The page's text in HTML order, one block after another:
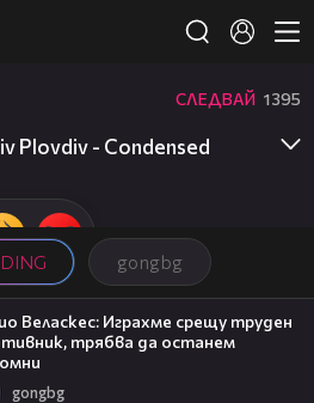
gongbg
СЛЕДВАЙ 1395
Plovdiv - Condensed
Веласкес: Играхме срещу труден
трябва да останем
gongbg